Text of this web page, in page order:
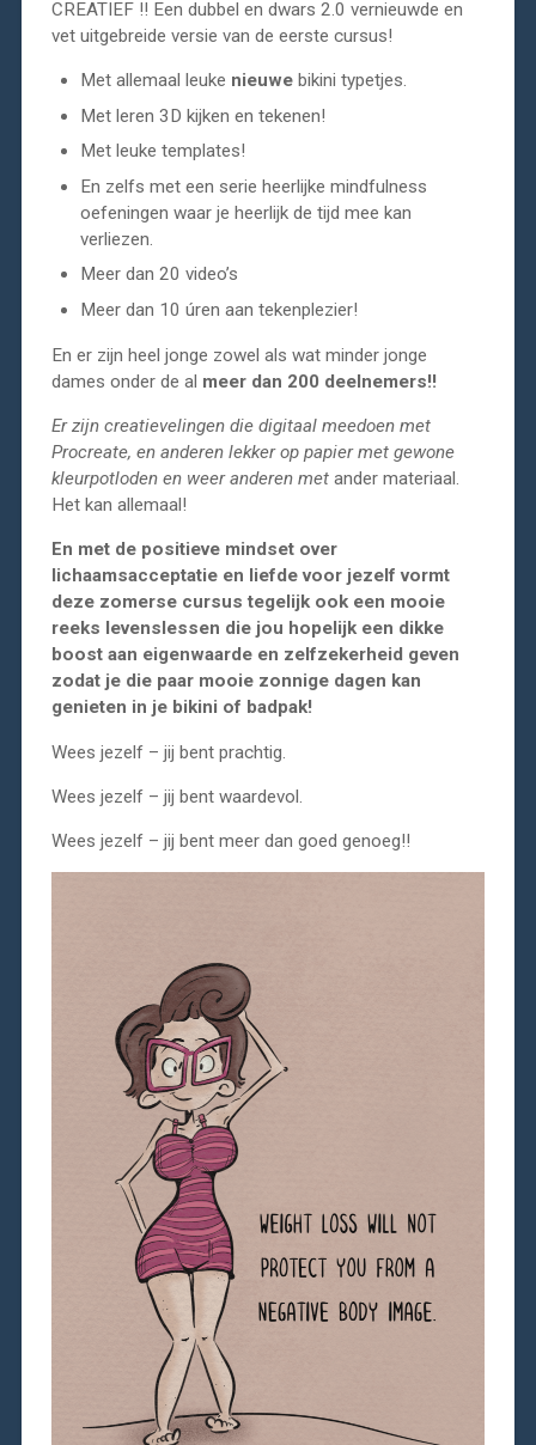
CREATIEF !! Een dubbel en dwars 2.0 vernieuwde en
vet uitgebreide versie van de eerste cursus!
Met allemaal leuke nieuwebikini typetjes.
Met leren 3D kijken en tekenen!
Met leuke templates!
En zelfs met een serie heerlijke mindfulness
oefeningen waar je heerlijk de tijd mee kan
verliezen.
Meer dan 20 video’s
Meer dan 10 úren aan tekenplezier!
En er zijn heel jonge zowel als wat minder jonge
dames onder de al meer dan 200 deelnemers!!
Er zijn creatievelingen die digitaal meedoen met
Procreate, en anderen lekker op papier met gewone
kleurpotloden en weer anderen met ander materiaal.
Het kan allemaal!
En met de positieve mindset over
lichaamsacceptatie en liefde voor jezelf vormt
deze zomerse cursus tegelijk ook een mooie
reeks levenslessen die jou hopelijk een dikke
boost aan eigenwaarde en zelfzekerheid geven
zodat je die paar mooie zonnige dagen kan
genieten in je bikini of badpak!
Wees jezelf – jij bent prachtig.
Wees jezelf – jij bent waardevol.
Wees jezelf – jij bent meer dan goed genoeg!!